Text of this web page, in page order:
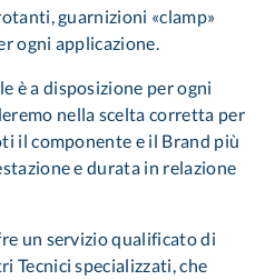
,guarnizioni «clamp»
ogni applicazione.
è a disposizione per ogni
nella scelta corretta per
ilcomponente e il Brand più
e durata in relazione
un servizio qualificato di
Tecnici specializzati,che